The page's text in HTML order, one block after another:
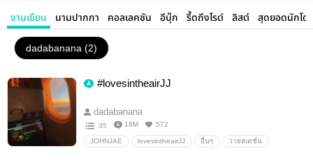
งานเขียน นามปากกา คอลเลคชัน อีบุ๊ก รี้ดถึงไรต์ ลิสต์ สุดยอดนักโด
dadabanana (2)
#lovesintheairJJ
dadabanana
35 18M 572
JOHNJAE lovesintheairJJ อื่นๆ วายสเตชั่น